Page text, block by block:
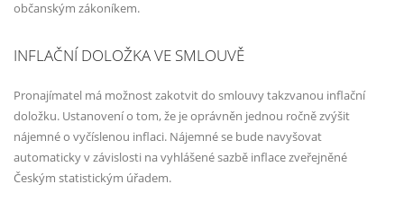
občanským zákoníkem.
INFLAČNÍ DOLOŽKA VE SMLOUVĚ
Pronajímatel má možnost zakotvit do smlouvy takzvanou inflační
doložku. Ustanovení o tom, že je oprávněn jednou ročně zvýšit
nájemné o vyčíslenou inflaci. Nájemné se bude navyšovat
automaticky v závislosti na vyhlášené sazbě inflace zveřejněné
Českým statistickým úřadem.